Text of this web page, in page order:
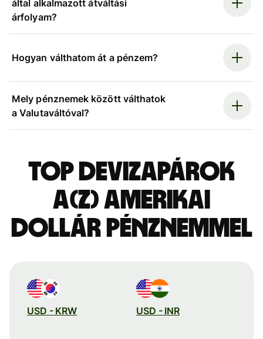
által alkalmazott átváltási
árfolyam?
Hogyan válthatom át a pénzem?
Mely pénznemek között válthatok
a Valutaváltóval?
Top devizapárok
a(z) amerikai
dollár pénznemmel
USD - KRW USD - INR